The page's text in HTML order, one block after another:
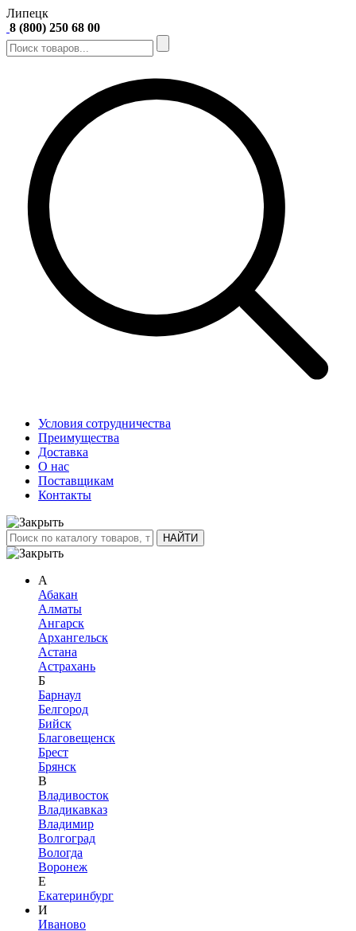
Липецк
8 (800) 250 68 00
Условия сотрудничества
Преимущества
Доставка
О нас
Поставщикам
Контакты
А
Абакан
Алматы
Ангарск
Архангельск
Астана
Астрахань
Б
Барнаул
Белгород
Бийск
Благовещенск
Брест
Брянск
В
Владивосток
Владикавказ
Владимир
Волгоград
Вологда
Воронеж
Е
Екатеринбург
И
Иваново